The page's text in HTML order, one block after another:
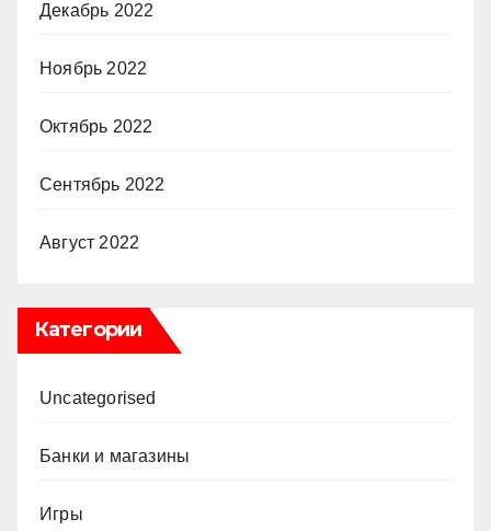
Декабрь 2022
Ноябрь 2022
Октябрь 2022
Сентябрь 2022
Август 2022
Категории
Uncategorised
Банки и магазины
Игры